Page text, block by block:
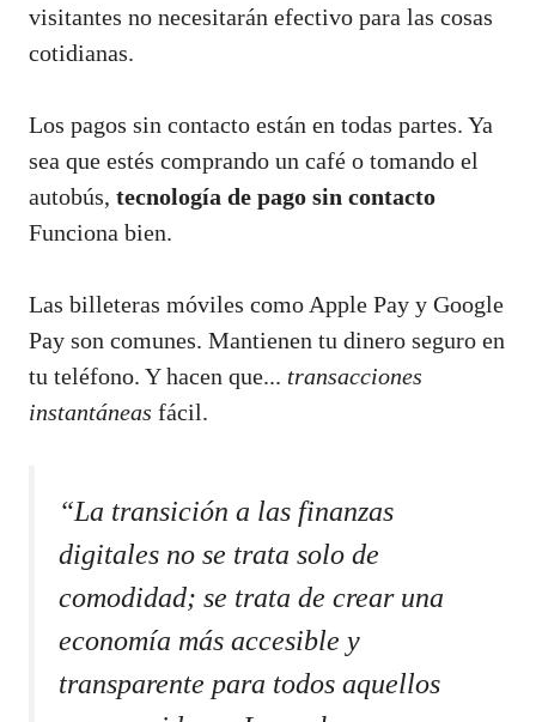
visitantes no necesitarán efectivo para las cosas
cotidianas.
Los pagos sin contacto están en todas partes. Ya
sea que estés comprando un café o tomando el
autobús, tecnología de pago sin contacto
Funciona bien.
Las billeteras móviles como Apple Pay y Google
Pay son comunes. Mantienen tu dinero seguro en
tu teléfono. Y hacen que... transacciones
instantáneas fácil.
“La transición a las finanzas
digitales no se trata solo de
comodidad; se trata de crear una
economía más accesible y
transparente para todos aquellos